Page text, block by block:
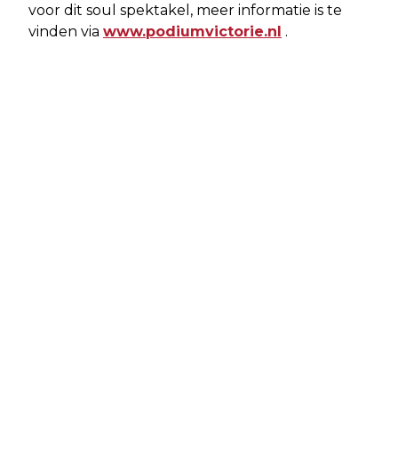
voor dit soul spektakel, meer informatie is te
vinden via www.podiumvictorie.nl .